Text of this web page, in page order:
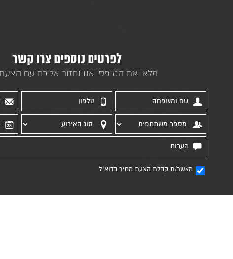
לפרטים נוספים צרו קשר
מלאו את הטופס ואנו נחזור אליכם עם
מאשר/ת קבלת הצעת מחיר בדוא"ל